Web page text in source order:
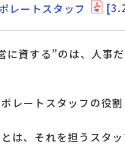
レートスタッフ
資する”のは、人事
レートスタッフの役割
は、それを担うスタ